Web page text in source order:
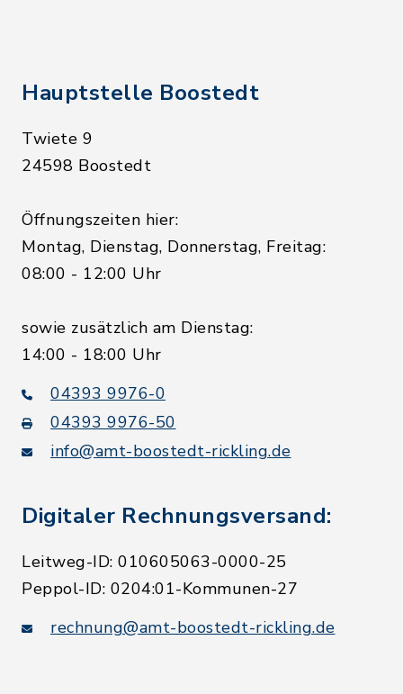
Hauptstelle Boostedt
Twiete 9
24598 Boostedt
Öffnungszeiten hier:
Montag, Dienstag, Donnerstag, Freitag:
08:00 - 12:00 Uhr
sowie zusätzlich am Dienstag:
14:00 - 18:00 Uhr
04393 9976-0
04393 9976-50
info@amt-boostedt-rickling.de
Digitaler Rechnungsversand:
Leitweg-ID: 010605063-0000-25
Peppol-ID: 0204:01-Kommunen-27
rechnung@amt-boostedt-rickling.de